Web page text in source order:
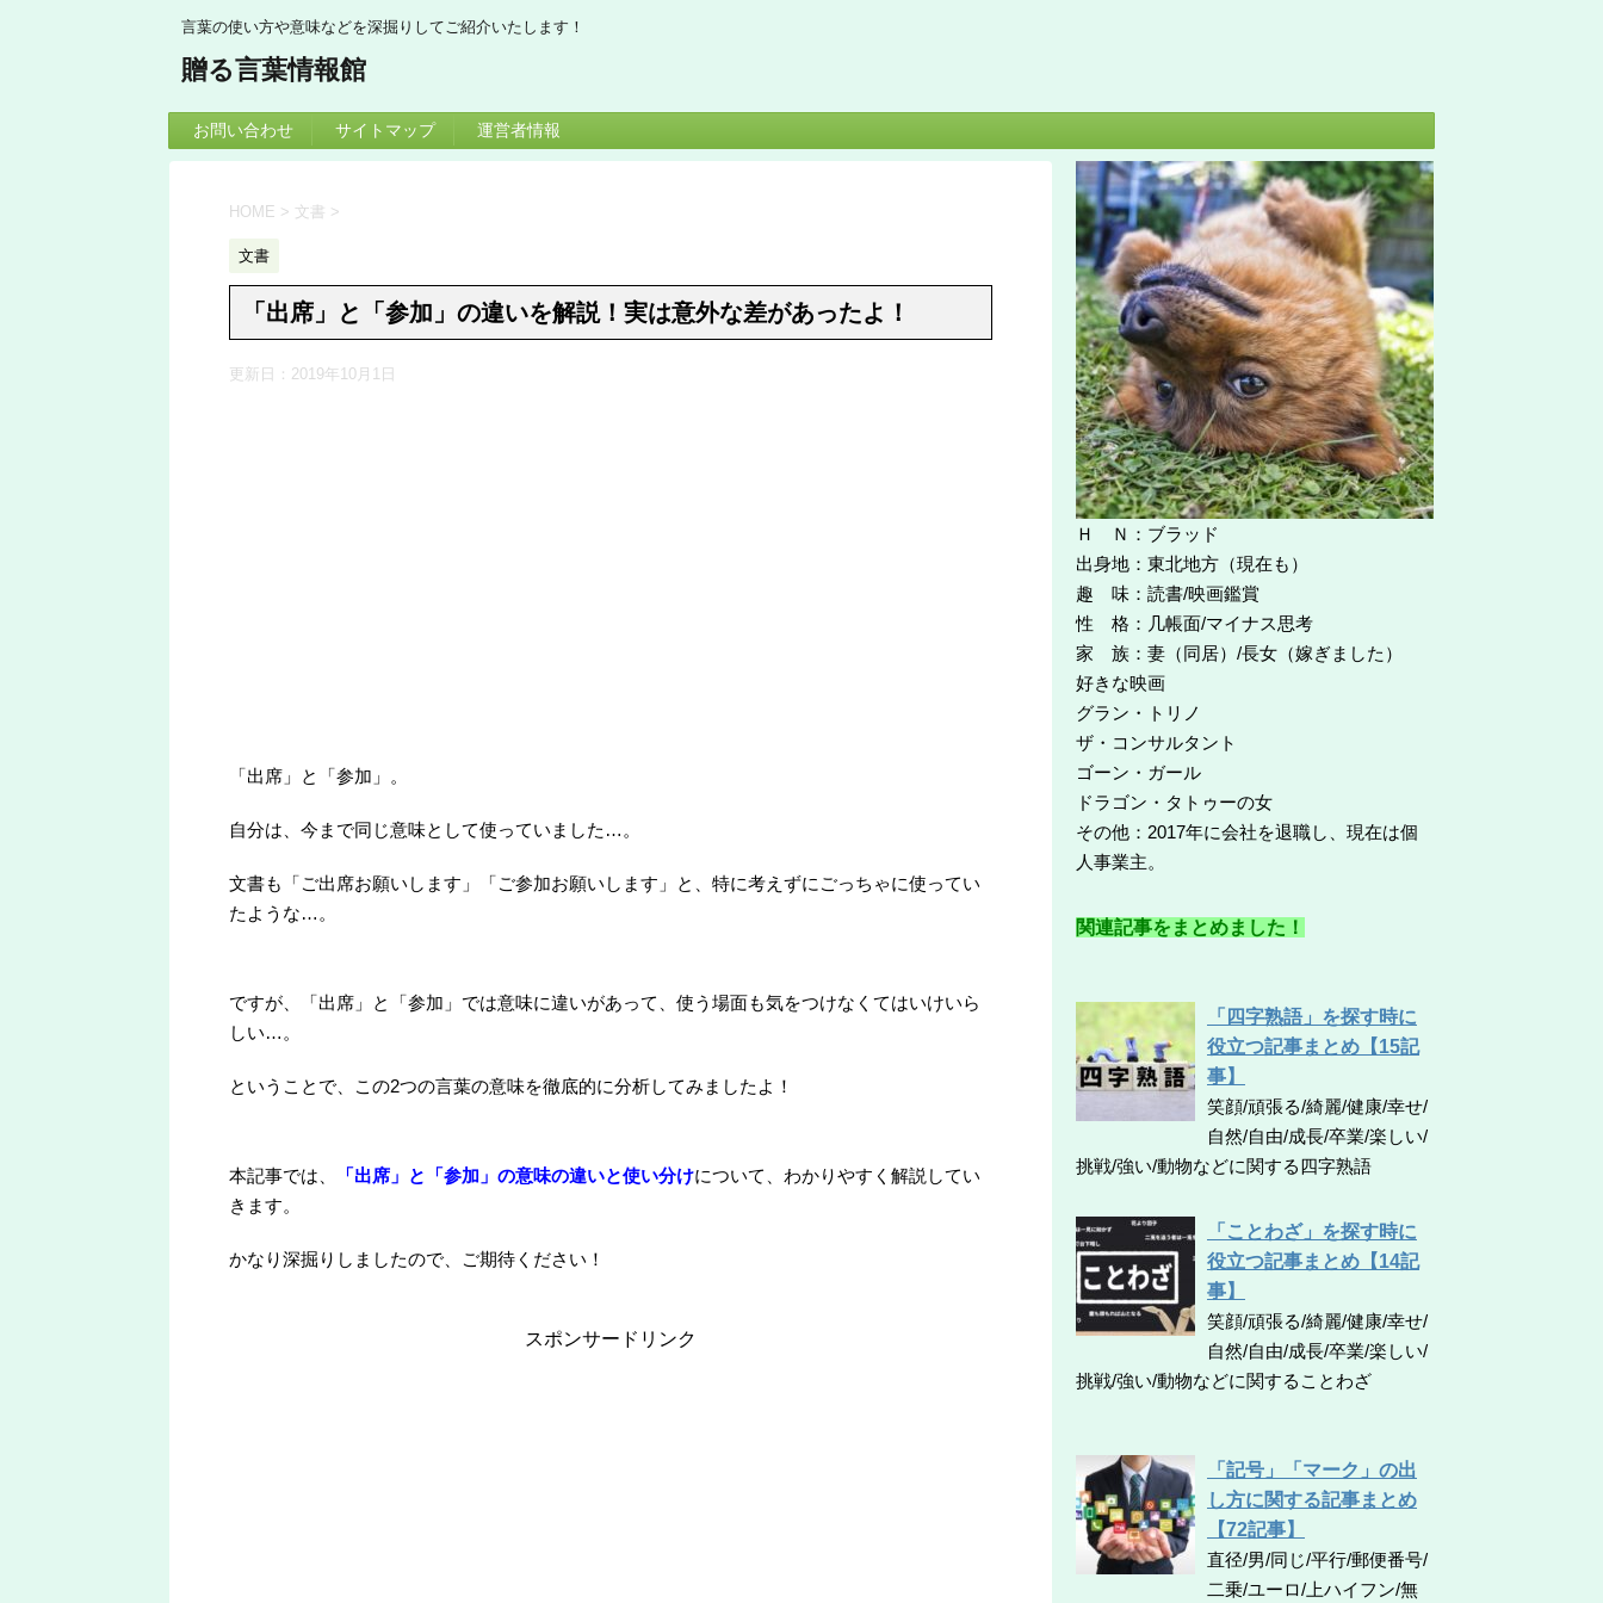
言葉の使い方や意味などを深掘りしてご紹介いたします！
贈る言葉情報館
お問い合わせ サイトマップ 運営者情報
HOME > 文書 >
文書
「出席」と「参加」の違いを解説！実は意外な差があったよ！
更新日： 2019年10月1日
「出席」と「参加」。
自分は、今まで同じ意味として使っていました…。
文書も「ご出席お願いします」「ご参加お願いします」と、特に考えずにごっちゃに使ってい
たような…。
ですが、「出席」と「参加」では意味に違いがあって、使う場面も気をつけなくてはいけいら
しい…。
ということで、この2つの言葉の意味を徹底的に分析してみましたよ！
本記事では、 「出席」と「参加」の意味の違いと使い分けについて、わかりやすく解説してい
きます。
かなり深掘りしましたので、ご期待ください！
スポンサードリンク
Ｈ Ｎ：ブラッド
出身地：東北地方（現在も）
趣 味：読書/映画鑑賞
性 格：几帳面/マイナス思考
家 族：妻（同居）/長女（嫁ぎました）
好きな映画
グラン・トリノ
ザ・コンサルタント
ゴーン・ガール
ドラゴン・タトゥーの女
その他：2017年に会社を退職し、現在は個
人事業主。
関連記事をまとめました！
「四字熟語」を探す時に
役立つ記事まとめ【15記
事】
笑顔/頑張る/綺麗/健康/幸せ/
自然/自由/成長/卒業/楽しい/
挑戦/強い/動物などに関する四字熟語
「ことわざ」を探す時に
役立つ記事まとめ【14記
事】
笑顔/頑張る/綺麗/健康/幸せ/
自然/自由/成長/卒業/楽しい/
挑戦/強い/動物などに関することわざ
「記号」「マーク」の出
し方に関する記事まとめ
【72記事】
直径/男/同じ/平行/郵便番号/
二乗/ユーロ/上ハイフン/無